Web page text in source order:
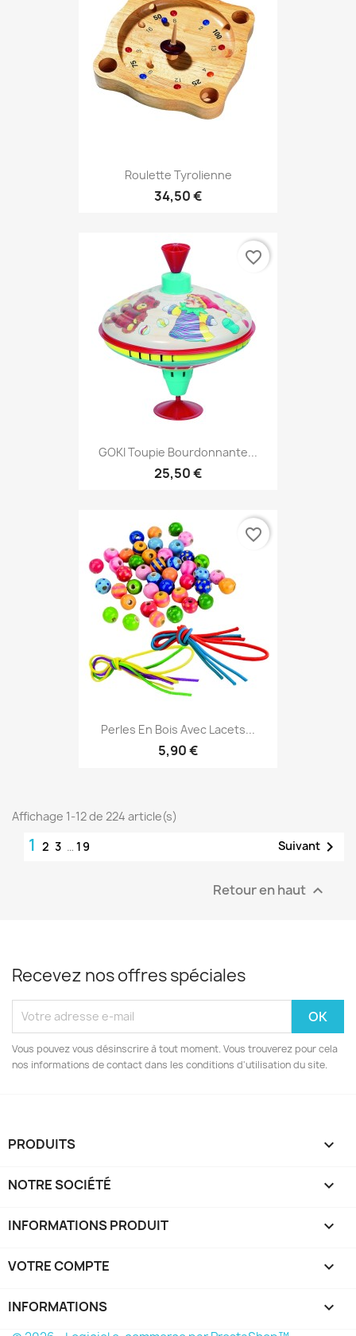
Roulette Tyrolienne
34,50 €
GOKI Toupie Bourdonnante...
25,50 €
favorite_border
Perles En Bois Avec Lacets...
5,90 €
favorite_border
Affichage 1-12 de 224 article(s)
1 2 3 … 19 Suivant 
Retour en haut 
Recevez nos offres spéciales
Vous pouvez vous désinscrire à tout moment. Vous trouverez pour cela
nos informations de contact dans les conditions d'utilisation du site.
PRODUITS 
NOTRE SOCIÉTÉ 
INFORMATIONS PRODUIT 
VOTRE COMPTE 
INFORMATIONS keyboard_arrow_down